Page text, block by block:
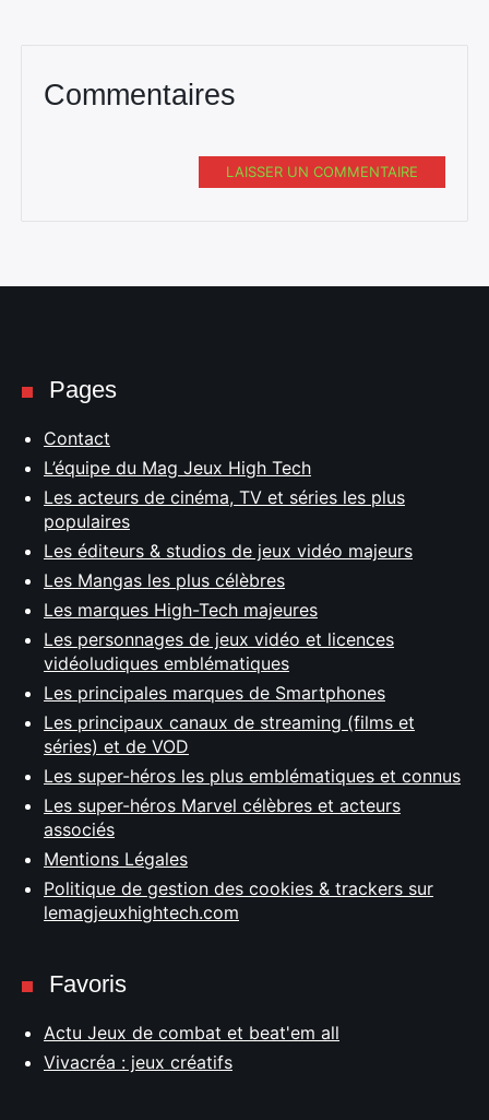
Commentaires
LAISSER UN COMMENTAIRE
Pages
Contact
L’équipe du Mag Jeux High Tech
Les acteurs de cinéma, TV et séries les plus
populaires
Les éditeurs & studios de jeux vidéo majeurs
Les Mangas les plus célèbres
Les marques High-Tech majeures
Les personnages de jeux vidéo et licences
vidéoludiques emblématiques
Les principales marques de Smartphones
Les principaux canaux de streaming (films et
séries) et de VOD
Les super-héros les plus emblématiques et connus
Les super-héros Marvel célèbres et acteurs
associés
Mentions Légales
Politique de gestion des cookies & trackers sur
lemagjeuxhightech.com
Favoris
Actu Jeux de combat et beat'em all
Vivacréa : jeux créatifs